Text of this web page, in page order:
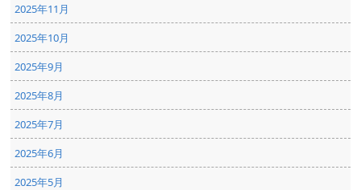
2025年11月
2025年10月
2025年9月
2025年8月
2025年7月
2025年6月
2025年5月